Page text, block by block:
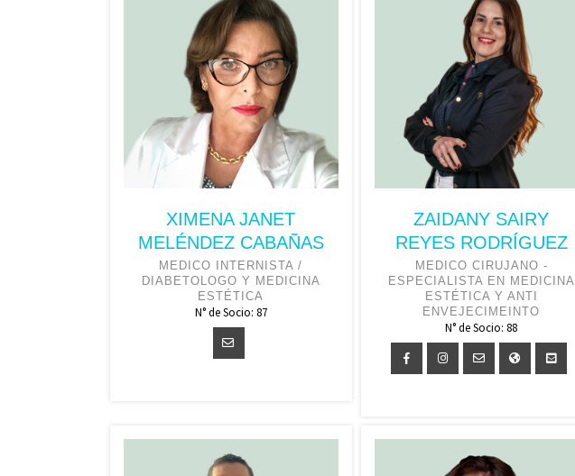
XIMENA JANET
MELÉNDEZ CABAÑAS
MEDICO INTERNISTA /
DIABETOLOGO Y MEDICINA
ESTÉTICA
N° de Socio: 87
ZAIDANY SAIRY
REYES RODRÍGUEZ
MEDICO CIRUJANO -
ESPECIALISTA EN MEDICINA
ESTÉTICA Y ANTI
ENVEJECIMEINTO
N° de Socio: 88